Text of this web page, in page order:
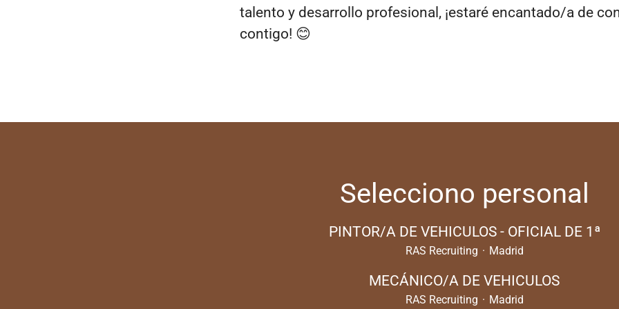
talento y desarrollo profesional, ¡estaré encantado/a de
contigo! 😊
Selecciono personal
PINTOR/A DE VEHICULOS - OFICIAL DE 1ª
RAS Recruiting · Madrid
MECÁNICO/A DE VEHICULOS
RAS Recruiting · Madrid